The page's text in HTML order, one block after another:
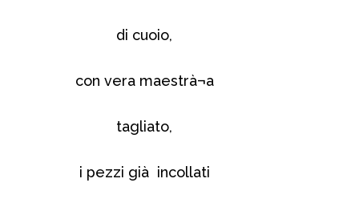
di cuoio,
con vera maestrà¬a
tagliato,
i pezzi già incollati